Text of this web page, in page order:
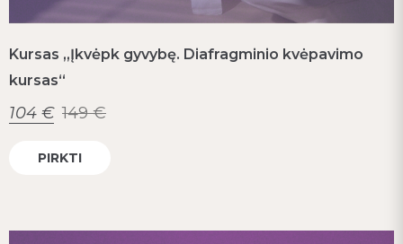
Kursas „Įkvėpk gyvybę. Diafragminio kvėpavimo
kursas“
104 € 149€
PIRKTI